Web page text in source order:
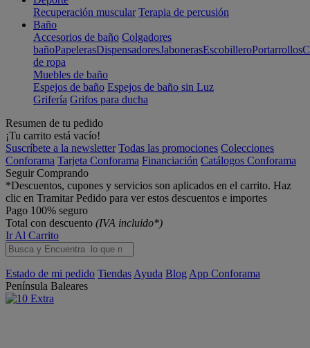
Recuperación muscular Terapia de percusión
Baño
Accesorios de baño Colgadores
bañoPapelerasDispensadoresJabonerasEscobilleroPortarrollos
de ropa
Muebles de baño
Espejos de baño Espejos de baño sin Luz
Grifería Grifos para ducha
Resumen de tu pedido
¡Tu carrito está vacío!
Suscríbete a la newsletter Todas las promociones Colecciones
Conforama Tarjeta Conforama Financiación Catálogos Conforama
Seguir Comprando
*Descuentos, cupones y servicios son aplicados en el carrito. Haz
clic en Tramitar Pedido para ver estos descuentos e importes
Pago 100% seguro
Total con descuento (IVA incluido*)
Ir Al Carrito
Estado de mi pedido Tiendas Ayuda Blog App Conforama
Península Baleares